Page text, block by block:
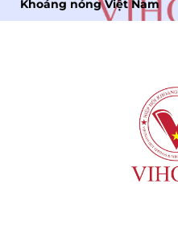
Khoáng nóng Việt Nam